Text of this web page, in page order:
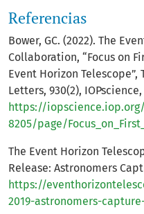
Referencias
Bower, GC. (2022). The
Collaboration, “Focus on
Event Horizon
Letters, 930(2), IOPscience,
https://
8205/page/
The Event Horizon
Release: Astronomers
https://
2019-astronomers-